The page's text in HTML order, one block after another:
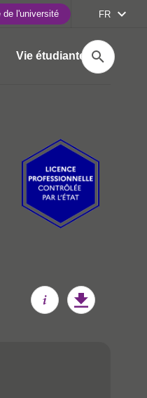
de l'université FR
Vie étudiante
Recherche